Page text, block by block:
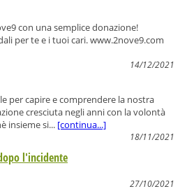
con una semplice donazione!
per te e i tuoi cari. www.2nove9.com
14/12/2021
per capire e comprendere la nostra
cresciuta negli anni con la volontà
insieme si... [continua...]
18/11/2021
l'incidente
27/10/2021